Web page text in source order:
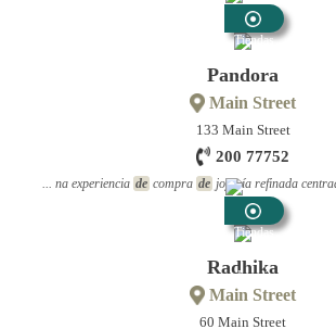
Tiendas
Joyería
Pandora
Main Street
133 Main Street
200 77752
... na experiencia de compra de joyería refinada
Tiendas
Joyería
Radhika
Main Street
60 Main Street